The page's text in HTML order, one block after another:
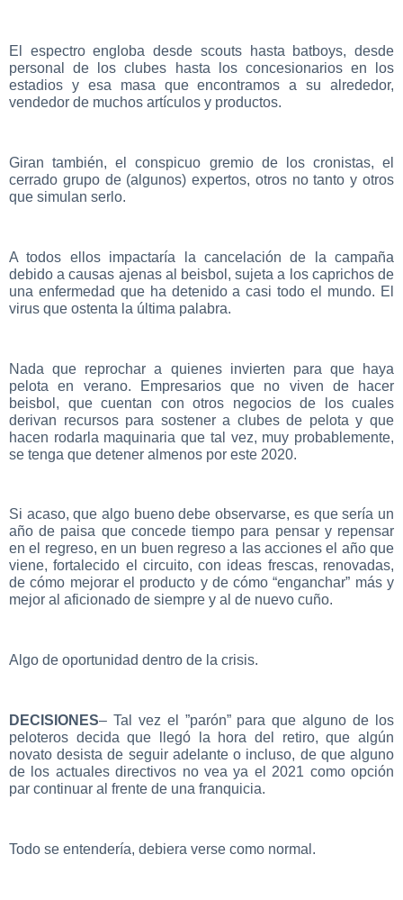
El espectro engloba desde scouts hasta batboys, desde
personal de los clubes hasta los concesionarios en los
estadios y esa masa que encontramos a su alrededor,
vendedor de muchos artículos y productos.
Giran también, el conspicuo gremio de los cronistas, el
cerrado grupo de (algunos) expertos, otros no tanto y otros
que simulan serlo.
A todos ellos impactaría la cancelación de la campaña
debido a causas ajenas al beisbol, sujeta a los caprichos de
una enfermedad que ha detenido a casi todo el mundo. El
virus que ostenta la última palabra.
Nada que reprochar a quienes invierten para que haya
pelota en verano. Empresarios que no viven de hacer
beisbol, que cuentan con otros negocios de los cuales
derivan recursos para sostener a clubes de pelota y que
hacen rodarla maquinaria que tal vez, muy probablemente,
se tenga que detener almenos por este 2020.
Si acaso, que algo bueno debe observarse, es que sería un
año de paisa que concede tiempo para pensar y repensar
en el regreso, en un buen regreso a las acciones el año que
viene, fortalecido el circuito, con ideas frescas, renovadas,
de cómo mejorar el producto y de cómo “enganchar” más y
mejor al aficionado de siempre y al de nuevo cuño.
Algo de oportunidad dentro de la crisis.
DECISIONES– Tal vez el ”parón” para que alguno de los
peloteros decida que llegó la hora del retiro, que algún
novato desista de seguir adelante o incluso, de que alguno
de los actuales directivos no vea ya el 2021 como opción
par continuar al frente de una franquicia.
Todo se entendería, debiera verse como normal.